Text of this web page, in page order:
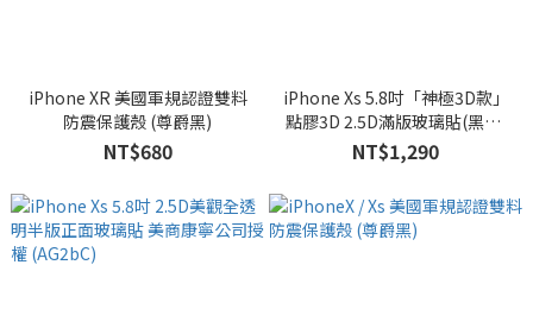
iPhone XR 美國軍規認證雙料
防震保護殼 (尊爵黑)
NT$680
iPhone Xs 5.8吋「神極3D款」
點膠3D 2.5D滿版玻璃貼(黑邊)
美商康寧公司授權 (AG2bC)
NT$1,290